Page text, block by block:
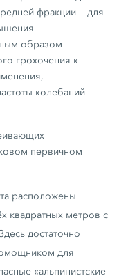
фракции — для
образом
грохочения к
колебаний
первичном
расположены
квадратных метров с
достаточно
для
«альпинистские